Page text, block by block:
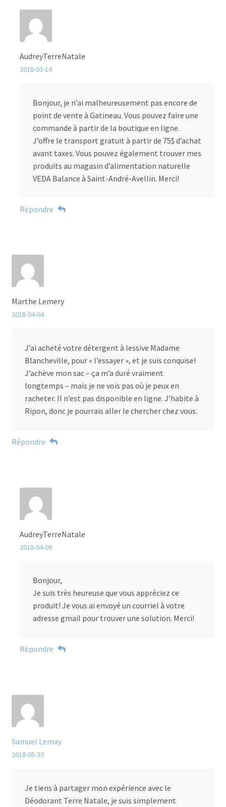
AudreyTerreNatale
2018-03-14
Bonjour, je n’ai malheureusement pas encore de
point de vente à Gatineau. Vous pouvez faire une
commande à partir de la boutique en ligne.
J’offre le transport gratuit à partir de 75$ d’achat
avant taxes. Vous pouvez également trouver mes
produits au magasin d’alimentation naturelle
VEDA Balance à Saint-André-Avellin. Merci!
Répondre
Marthe Lemery
2018-04-04
J’ai acheté votre détergent à lessive Madame
Blancheville, pour « l’essayer », et je suis conquise!
J’achève mon sac – ça m’a duré vraiment
longtemps – mais je ne vois pas où je peux en
racheter. Il n’est pas disponible en ligne. J’habite à
Ripon, donc je pourrais aller le chercher chez vous.
Répondre
AudreyTerreNatale
2018-04-09
Bonjour,
Je suis très heureuse que vous appréciez ce
produit! Je vous ai envoyé un courriel à votre
adresse gmail pour trouver une solution. Merci!
Répondre
Samuel Lemay
2018-05-30
Je tiens à partager mon expérience avec le
Déodorant Terre Natale, je suis simplement